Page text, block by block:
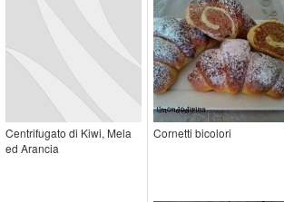
Centrifugato di Kiwi, Mela
ed Arancia
Cornetti bicolori